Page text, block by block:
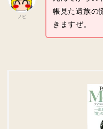
ノビ
帳見た遺族の
きますぜ。